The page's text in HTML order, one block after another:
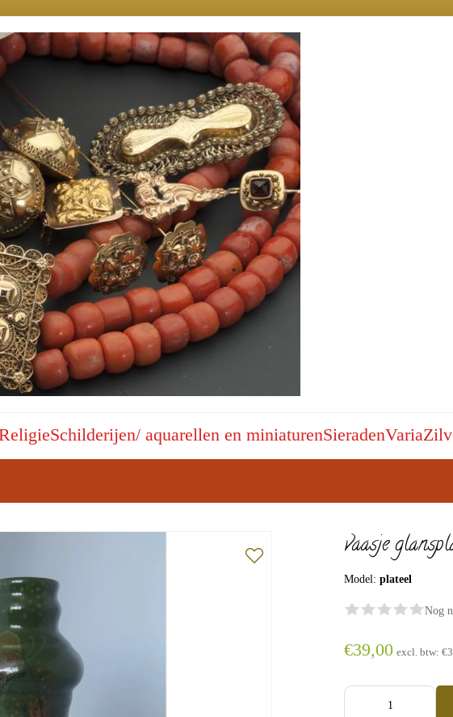
Schilderijen/ aquarellen en miniaturenSieradenVaria
vaasje
Model:plateel
Nog
€39,00 excl. btw: